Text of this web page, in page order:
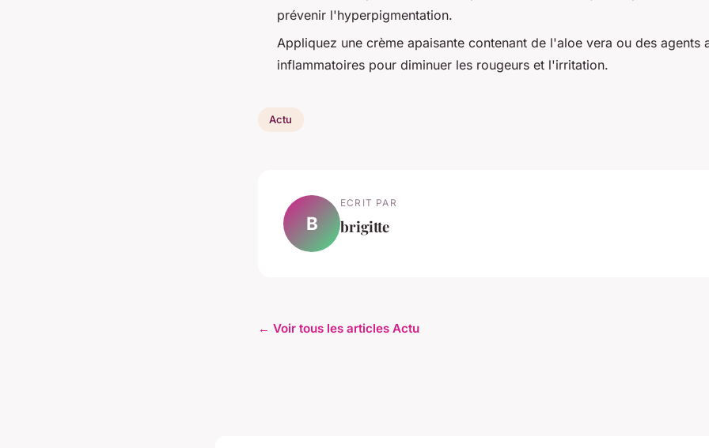
prévenir l'hyperpigmentation.
Appliquez une crème apaisante contenant de l'aloe vera ou des agents
inflammatoires pour diminuer les rougeurs et l'irritation.
Actu
B
ECRIT PAR
brigitte
← Voir tous les articles Actu